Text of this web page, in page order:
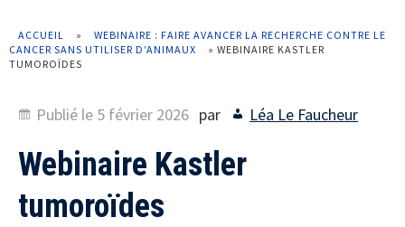
ACCUEIL »
WEBINAIRE : FAIRE AVANCER LA RECHERCHE CONTRE LE
CANCER SANS UTILISER D’ANIMAUX
» WEBINAIRE KASTLER
TUMOROÏDES
Publié le 5 février 2026 par Léa Le Faucheur
Webinaire Kastler
tumoroïdes